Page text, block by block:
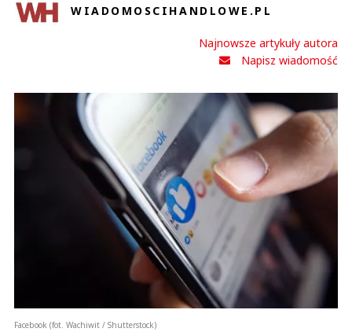
WIADOMOSCIHANDLOWE.PL
Najnowsze artykuły autora
Napisz wiadomość
Facebook (fot. Wachiwit / Shutterstock)